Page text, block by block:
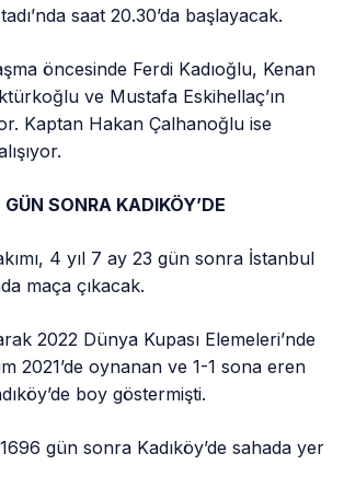
saat 20.30’da başlayacak.
öncesinde Ferdi Kadıoğlu, Kenan
ve Mustafa Eskihellaç’ın
Kaptan Hakan Çalhanoğlu ise
SONRA KADIKÖY’DE
4 yıl 7 ay 23 gün sonra İstanbul
maça çıkacak.
2022 Dünya Kupası Elemeleri’nde
2021’de oynanan ve 1-1 sona eren
boy göstermişti.
1696 gün sonra Kadıköy’de sahada yer